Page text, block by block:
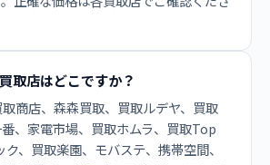
取店はどこですか？
商店、森森買取、買取ルデヤ、買取
、家電市場、買取ホムラ、買取Top
、買取楽園、モバステ、携帯空間、